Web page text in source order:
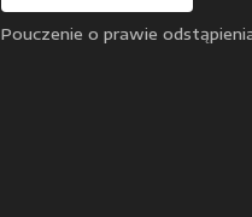
Pouczenie o prawie